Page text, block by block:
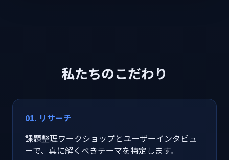
私たちのこだわり
01. リサーチ
課題整理ワークショップとユーザーインタビュ
ーで、真に解くべきテーマを特定します。